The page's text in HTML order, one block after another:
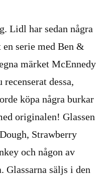
Lidl har sedan några
serie med Ben &
märket McEnnedy
dessa,
köpa några burkar
originalen! Glassen
Strawberry
och någon av
Glassarna säljs i den